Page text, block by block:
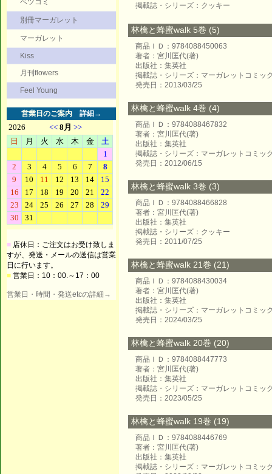
ベツコミ
別冊マーガレット
マーガレット
Kiss
月刊flowers
Feel Young
営業日のご案内 詳細→
■ 店休日：ご注文はお受け致しま
すが、発送・メールの送信は営業
日に行います。
■ 営業日：10：00.～17：00
営業日・時間・発送etcの詳細→
掲載誌・シリーズ：クッキー
林檎と蜂蜜walk 5巻 (5)
商品ＩＤ：9784088450063
著者：宮川匡代(著)
出版社：集英社
掲載誌・シリーズ：マーガレットコミッ
発売日：2013/03/25
林檎と蜂蜜walk 4巻 (4)
商品ＩＤ：9784088467832
著者：宮川匡代(著)
出版社：集英社
掲載誌・シリーズ：マーガレットコミッ
発売日：2012/06/15
林檎と蜂蜜walk 3巻 (3)
商品ＩＤ：9784088466828
著者：宮川匡代(著)
出版社：集英社
掲載誌・シリーズ：クッキー
発売日：2011/07/25
林檎と蜂蜜walk 21巻 (21)
商品ＩＤ：9784088430034
著者：宮川匡代(著)
出版社：集英社
掲載誌・シリーズ：マーガレットコミッ
発売日：2024/03/25
林檎と蜂蜜walk 20巻 (20)
商品ＩＤ：9784088447773
著者：宮川匡代(著)
出版社：集英社
掲載誌・シリーズ：マーガレットコミッ
発売日：2023/05/25
林檎と蜂蜜walk 19巻 (19)
商品ＩＤ：9784088446769
著者：宮川匡代(著)
出版社：集英社
掲載誌・シリーズ：マーガレットコミッ